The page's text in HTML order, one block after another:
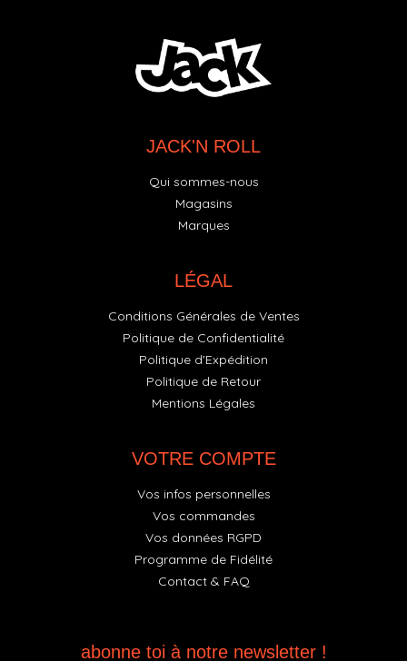
JACK'N ROLL
Qui sommes-nous
Magasins
Marques
LÉGAL
Conditions Générales de Ventes
Politique de Confidentialité
Politique d'Expédition
Politique de Retour
Mentions Légales
VOTRE COMPTE
Vos infos personnelles
Vos commandes
Vos données RGPD
Programme de Fidélité
Contact & FAQ
abonne toi à notre newsletter !